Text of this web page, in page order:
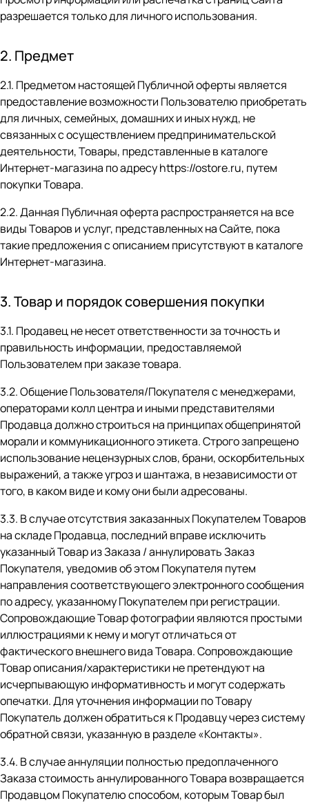
разрешается только для личного использования.
2. Предмет
2.1. Предметом настоящей Публичной оферты является
предоставление возможности Пользователю приобретать
для личных, семейных, домашних и иных нужд, не
связанных с осуществлением предпринимательской
деятельности, Товары, представленные в каталоге
Интернет-магазина по адресуhttps://ostore.ru, путем
покупки Товара.
2.2. Данная Публичная оферта распространяется на все
виды Товаров и услуг, представленных на Сайте, пока
такие предложения с описанием присутствуют в каталоге
Интернет-магазина.
3. Товар и порядок совершения покупки
3.1. Продавец не несет ответственности за точность и
правильность информации, предоставляемой
Пользователем при заказе товара.
3.2. Общение Пользователя/Покупателя с менеджерами,
операторами колл центра и иными представителями
Продавца должно строиться на принципах общепринятой
морали и коммуникационного этикета. Строго запрещено
использование нецензурных слов, брани, оскорбительных
выражений, а также угроз и шантажа, в независимости от
того, в каком виде и кому они были адресованы.
3.3. В случае отсутствия заказанных Покупателем Товаров
на складе Продавца, последний вправе исключить
указанный Товар из Заказа / аннулировать Заказ
Покупателя, уведомив об этом Покупателя путем
направления соответствующего электронного сообщения
по адресу, указанному Покупателем при регистрации.
Сопровождающие Товар фотографии являются простыми
иллюстрациями к нему и могут отличаться от
фактического внешнего вида Товара. Сопровождающие
Товар описания/характеристики не претендуют на
исчерпывающую информативность и могут содержать
опечатки. Для уточнения информации по Товару
Покупатель должен обратиться к Продавцу через систему
обратной связи, указанную в разделе«Контакты».
3.4. В случае аннуляции полностью предоплаченного
Заказа стоимость аннулированного Товара возвращается
Продавцом Покупателю способом, которым Товар был